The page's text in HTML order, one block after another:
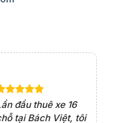
đầu thuê xe 16
tại Bách Việt, tôi